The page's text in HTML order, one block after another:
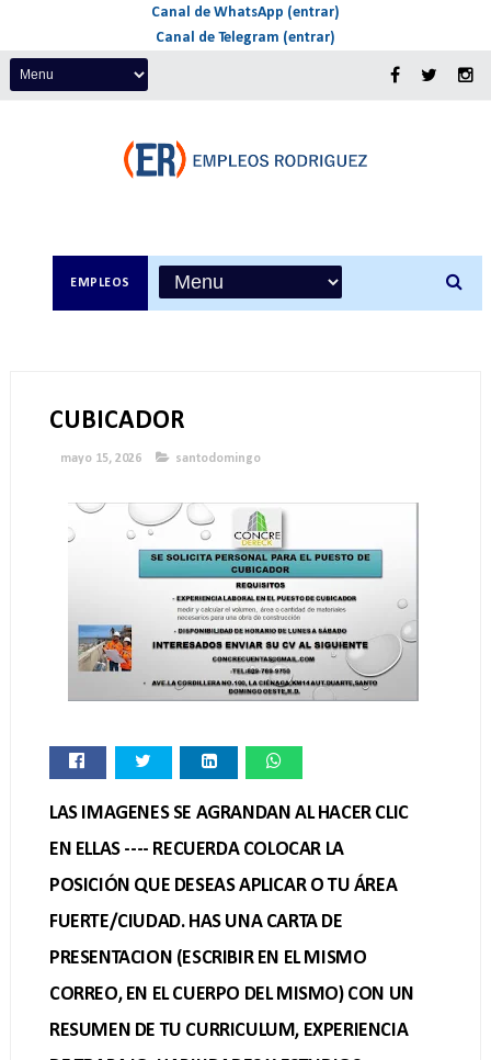
Canal de WhatsApp (entrar)
Canal de Telegram (entrar)
EMPLEOS
CUBICADOR
mayo 15, 2026 santodomingo
LAS IMAGENES SE AGRANDAN AL HACER CLIC
EN ELLAS ---- RECUERDA COLOCAR LA
POSICIÓN QUE DESEAS APLICAR O TU ÁREA
FUERTE/CIUDAD. HAS UNA CARTA DE
PRESENTACION (ESCRIBIR EN EL MISMO
CORREO, EN EL CUERPO DEL MISMO) CON UN
RESUMEN DE TU CURRICULUM, EXPERIENCIA